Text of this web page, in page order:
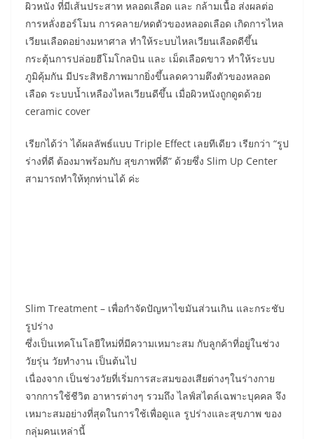
ผิวหนัง ที่มีเส้นประสาท หลอดเลือด และ กล้ามเนื้อ ส่งผลต่อ
การหลั่งฮอร์โมน การคลาย/หดตัวของหลอดเลือด เกิดการไหล
เวียนเลือดอย่างมหาศาล ทำให้ระบบไหลเวียนเลือดดีขึ้น
กระตุ้นการปล่อยฮีโมโกลบิน และ เม็ดเลือดขาว ทำให้ระบบ
ภูมิคุ้มกัน มีประสิทธิภาพมากยิ่งขึ้นลดความตึงตัวของหลอด
เลือด ระบบน้ำเหลืองไหลเวียนดีขึ้น เมื่อผิวหนังถูกดูดด้วย
ceramic cover
เรียกได้ว่า ได้ผลลัพธ์แบบ Triple Effect เลยทีเดียว เรียกว่า “รูป
ร่างที่ดี ต้องมาพร้อมกับ สุขภาพที่ดี” ด้วยซึ่ง Slim Up Center
สามารถทำให้ทุกท่านได้ ค่ะ
Slim Treatment – เพื่อกำจัดปัญหาไขมันส่วนเกิน และกระชับ
รูปร่าง
ซึ่งเป็นเทคโนโลยีใหม่ที่มีความเหมาะสม กับลูกค้าที่อยู่ในช่วง
วัยรุ่น วัยทำงาน เป็นต้นไป
เนื่องจาก เป็นช่วงวัยที่เริ่มการสะสมของเสียต่างๆในร่างกาย
จากการใช้ชีวิต อาหารต่างๆ รวมถึง ไลฟ์สไตล์เฉพาะบุคคล จึง
เหมาะสมอย่างที่สุดในการใช้เพื่อดูแล รูปร่างและสุขภาพ ของ
กลุ่มคนเหล่านี้